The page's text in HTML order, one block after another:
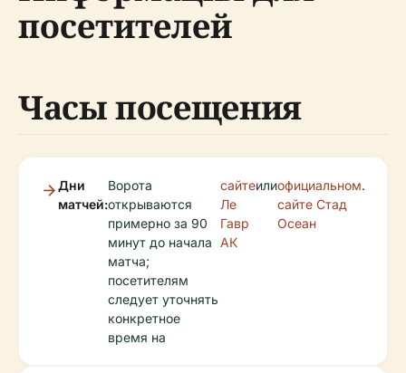
посетителей
Часы посещения
Дни
матчей:
Ворота
открываются
примерно за 90
минут до начала
матча;
посетителям
следует уточнять
конкретное
время на
сайте
Ле
Гавр
АК
илиофициальном
сайте Стад
Осеан
.